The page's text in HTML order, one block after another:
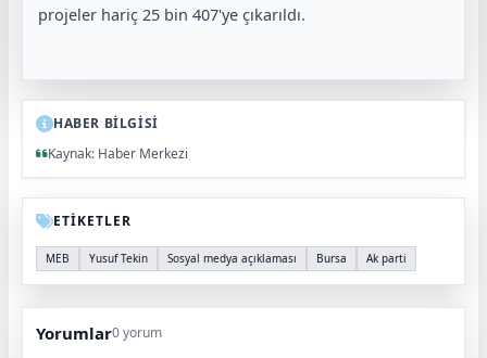
projeler hariç 25 bin 407'ye çıkarıldı.
HABER BİLGİSİ
Kaynak: Haber Merkezi
ETİKETLER
MEB Yusuf Tekin Sosyal medya açıklaması Bursa Ak parti
Yorumlar0 yorum